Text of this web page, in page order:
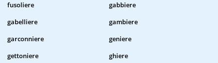
fusoliere
gabbiere
gabelliere
gambiere
garconniere
geniere
gettoniere
ghiere